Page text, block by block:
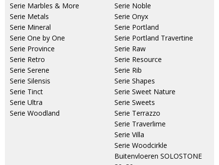
Serie Marbles & More
Serie Metals
Serie Mineral
Serie One by One
Serie Province
Serie Retro
Serie Serene
Serie Silensis
Serie Tinct
Serie Ultra
Serie Woodland
Serie Noble
Serie Onyx
Serie Portland
Serie Portland Travertine
Serie Raw
Serie Resource
Serie Rib
Serie Shapes
Serie Sweet Nature
Serie Sweets
Serie Terrazzo
Serie Traverlime
Serie Villa
Serie Woodcirkle
Buitenvloeren SOLOSTONE